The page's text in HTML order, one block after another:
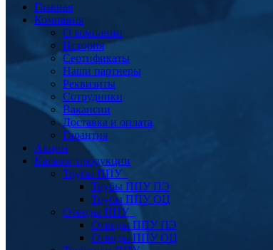
Главная
Компания
О компании
История
Сертификаты
Наши партнеры
Реквизиты
Сотрудники
Вакансии
Доставка и оплата
Гарантия
Акции
Каталог продукции
Трубы ППУ
Трубы ППУ ПЭ
Трубы ППУ ОЦ
Отводы ППУ
Отводы ППУ ПЭ
Отводы ППУ ОЦ